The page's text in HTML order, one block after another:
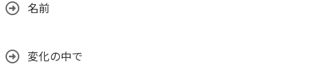
名前
変化の中で